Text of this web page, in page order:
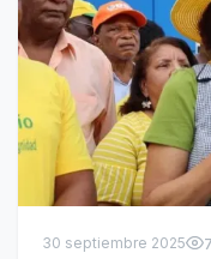
30 septiembre 2025 7